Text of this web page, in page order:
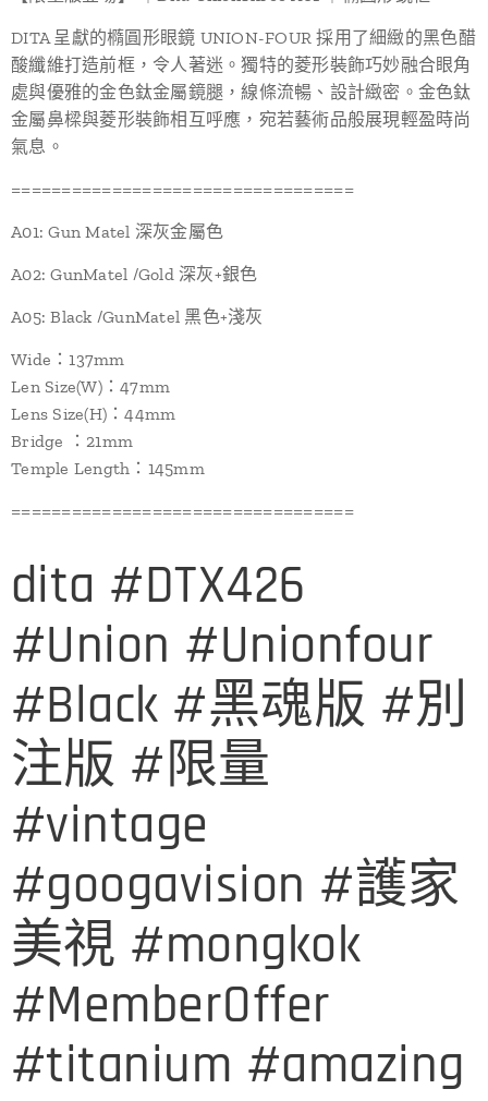
DITA 呈獻的橢圓形眼鏡 UNION-FOUR 採用了細緻的黑色醋
酸纖維打造前框，令人著迷。獨特的菱形裝飾巧妙融合眼角
處與優雅的金色鈦金屬鏡腿，線條流暢、設計緻密。金色鈦
金屬鼻樑與菱形裝飾相互呼應，宛若藝術品般展現輕盈時尚
氣息。
==================================
A01: Gun Matel 深灰金屬色
A02: GunMatel /Gold 深灰+銀色
A05: Black /GunMatel 黑色+淺灰
Wide：137mm
Len Size(W)：47mm
Lens Size(H)：44mm
Bridge ：21mm
Temple Length：145mm
==================================
dita #DTX426
#Union #Unionfour
#Black #黑魂版 #別
注版 #限量
#vintage
#googavision #護家
美視 #mongkok
#MemberOffer
#titanium #amazing